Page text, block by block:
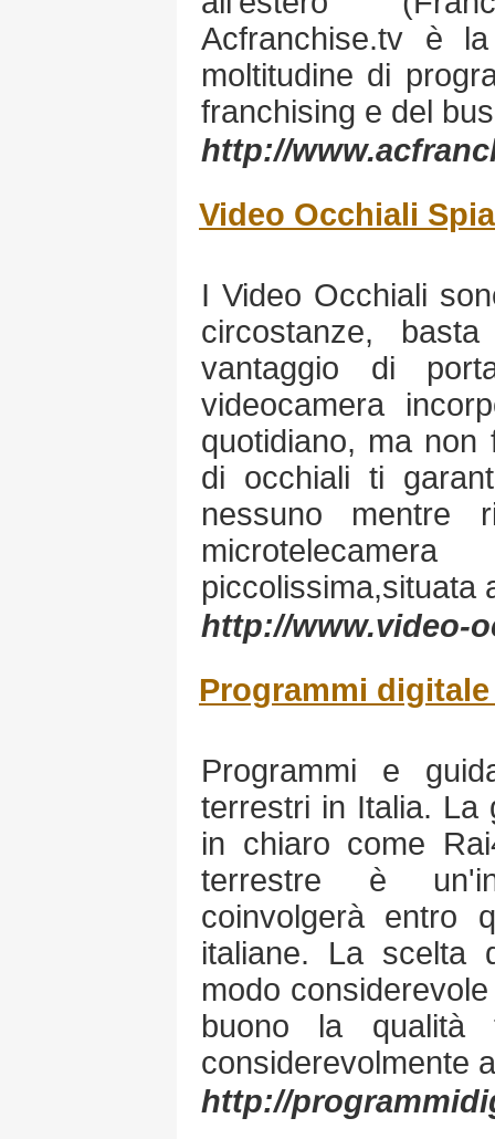
Acfranchise.tv è
moltitudine di
franchising e del
http://
Video Occhiali Spia
I Video Occhiali
circostanze,
vantaggio di
videocamera
quotidiano, ma non
di occhiali ti
nessuno mentre
piccolissima,situata
http://www.video-
Programmi
Programmi e
terrestri in Italia. La
in chiaro come
terrestre è
coinvolgerà entro
italiane. La scelta
modo
buono la qualità
considerevolmente
http://